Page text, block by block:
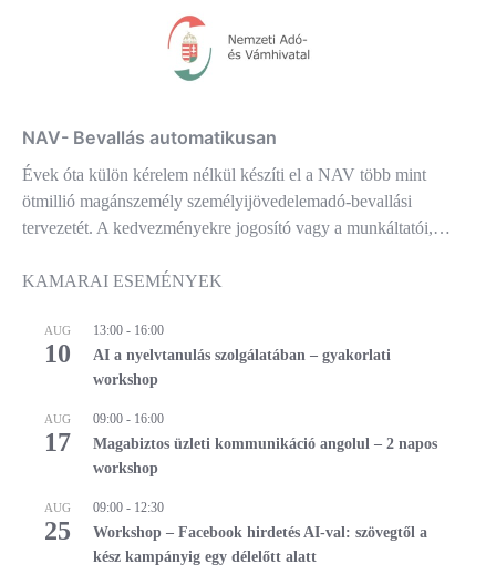
NAV- Bevallás automatikusan
Évek óta külön kérelem nélkül készíti el a NAV több mint
ötmillió magánszemély személyijövedelemadó-bevallási
tervezetét. A kedvezményekre jogosító vagy a munkáltatói,…
KAMARAI ESEMÉNYEK
AUG
10
13:00 - 16:00
AI a nyelvtanulás szolgálatában – gyakorlati
workshop
AUG
17
09:00 - 16:00
Magabiztos üzleti kommunikáció angolul – 2 napos
workshop
AUG
25
09:00 - 12:30
Workshop – Facebook hirdetés AI-val: szövegtől a
kész kampányig egy délelőtt alatt